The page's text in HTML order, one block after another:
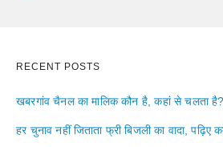
RECENT POSTS
खबरगांव चैनल का मालिक कौन है, कहां से चलता है?
हर चुनाव नहीं जिताता फ्री बिजली का वादा, पढ़िए